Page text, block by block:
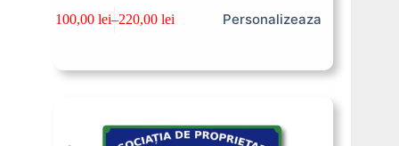
100,00 lei–220,00 lei Personalizeaza